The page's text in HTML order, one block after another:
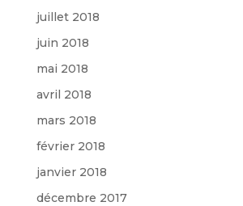
juillet 2018
juin 2018
mai 2018
avril 2018
mars 2018
février 2018
janvier 2018
décembre 2017